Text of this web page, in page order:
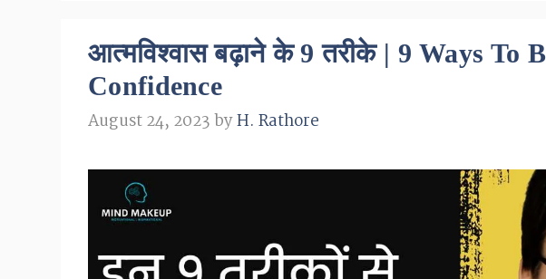
आत्मविश्वास बढ़ाने के 9 तरीके | 9 Ways To
Confidence
August 24, 2023byH. Rathore